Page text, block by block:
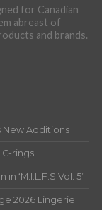
for Canadian
abreast of
and brands.
New Additions
rings
‘M.I.L.F.S Vol. 5’
2026 Lingerie